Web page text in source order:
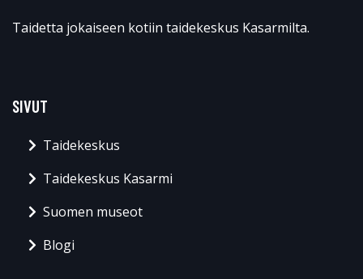
Taidetta jokaiseen kotiin taidekeskus Kasarmilta.
SIVUT
Taidekeskus
Taidekeskus Kasarmi
Suomen museot
Blogi